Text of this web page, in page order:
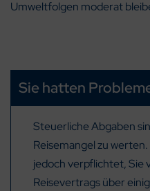
Umweltfolgen moderat
Sie hatten
Steuerliche Abgaben
Reisemangel zu
jedoch verpflichtet, Sie
Reisevertrags über